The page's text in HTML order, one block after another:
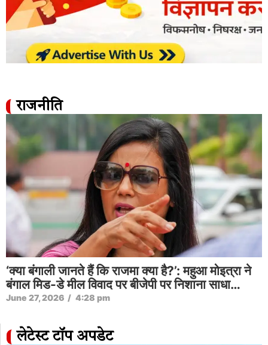
राजनीति
‘क्या बंगाली जानते हैं कि राजमा क्या है?’: महुआ मोइत्रा ने
बंगाल मिड-डे मील विवाद पर बीजेपी पर निशाना साधा…
June 27, 2026 / 4:28 pm
लेटेस्ट टॉप अपडेट